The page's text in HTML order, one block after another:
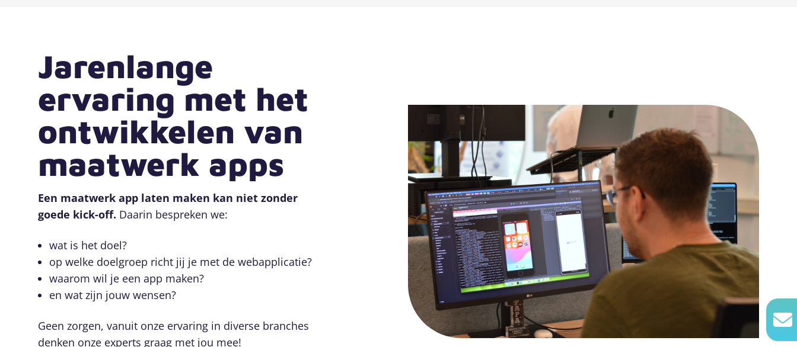
Jarenlange
ervaring met het
ontwikkelen van
maatwerk apps
Een maatwerk app laten maken kan niet zonder
goede kick-off. Daarin bespreken we:
wat is het doel?
op welke doelgroep richt jij je met de webapplicatie?
waarom wil je een app maken?
en wat zijn jouw wensen?
Geen zorgen, vanuit onze ervaring in diverse branches
denken onze experts graag met jou mee!